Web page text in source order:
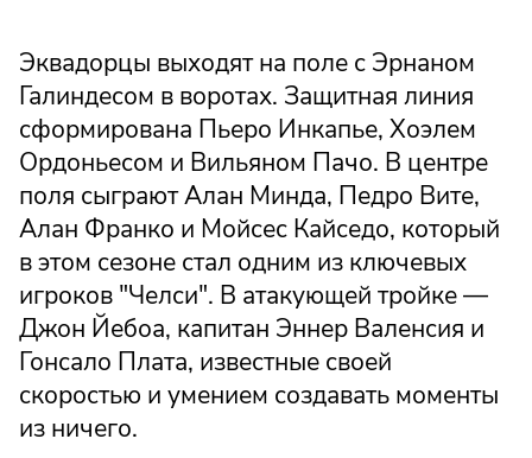
Эквадорцы выходят на поле с Эрнаном
Галиндесом в воротах. Защитная линия
сформирована Пьеро Инкапье, Хоэлем
Ордоньесом и Вильяном Пачо. В центре
поля сыграют Алан Минда, Педро Вите,
Алан Франко и Мойсес Кайседо, который
в этом сезоне стал одним из ключевых
игроков "Челси". В атакующей тройке —
Джон Йебоа, капитан Эннер Валенсия и
Гонсало Плата, известные своей
скоростью и умением создавать моменты
из ничего.